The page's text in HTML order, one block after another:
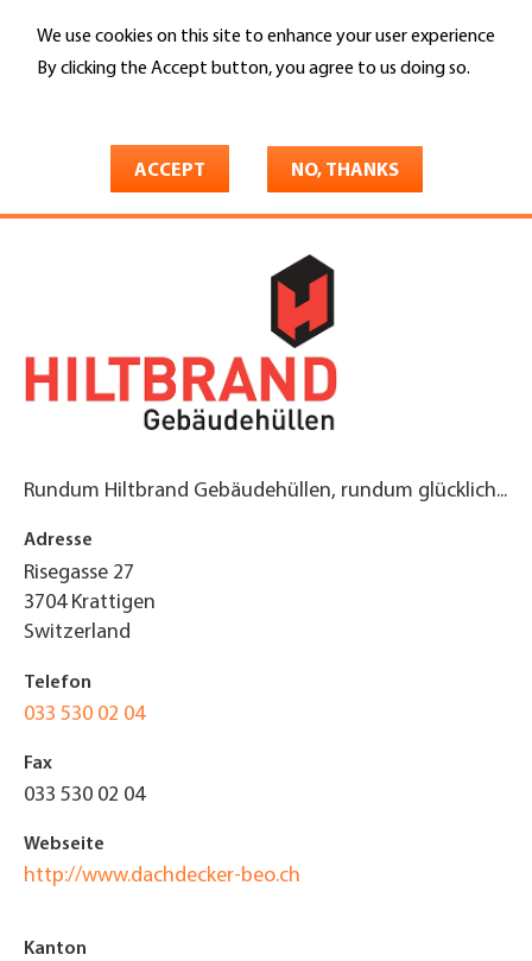
We use cookies on this site to enhance your user experience
By clicking the Accept button, you agree to us doing so.
ACCEPT NO, THANKS
main
Search
Hiltbrand Gebäudehüllen AG
Rundum Hiltbrand Gebäudehüllen, rundum glücklich...
Adresse
Risegasse 27
3704 Krattigen
Switzerland
Telefon
033 530 02 04
Fax
033 530 02 04
Webseite
http://www.dachdecker-beo.ch
Kanton